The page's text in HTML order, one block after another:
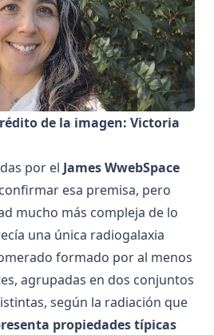
de la imagen: Victoria
por el James WwebSpace
esa premisa, pero
mucho más compleja de lo
una única radiogalaxia
formado por al menos
agrupadas en dos conjuntos
según la radiación que
propiedades típicas